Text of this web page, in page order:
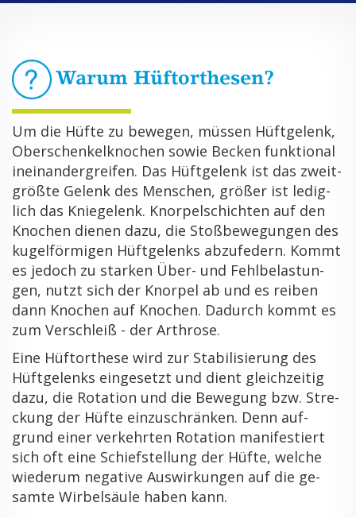
Warum Hüf­t­or­the­sen?
Um die Hüfte zu be­we­gen, müs­sen Hüft­ge­lenk,
Ober­schen­kel­kno­chen sowie Be­cken funk­tio­nal
in­ein­an­der­grei­fen. Das Hüft­ge­lenk ist das zweit­
grö­ß­te Ge­lenk des Men­schen, grö­ßer ist le­dig­
lich das Knie­ge­lenk. Knor­pel­schich­ten auf den
Kno­chen die­nen dazu, die Stoß­be­we­gun­gen des
ku­gel­för­mi­gen Hüft­ge­lenks ab­zu­fe­dern. Kommt
es je­doch zu star­ken Über- und Fehl­be­las­tun­
gen, nutzt sich der Knor­pel ab und es rei­ben
dann Kno­chen auf Kno­chen. Da­durch kommt es
zum Ver­schleiß - der Ar­thro­se.
Eine Hüf­t­or­the­se wird zur Sta­bi­li­sie­rung des
Hüft­ge­lenks ein­ge­setzt und dient gleich­zei­tig
dazu, die Ro­ta­ti­on und die Be­we­gung bzw. Stre­
ckung der Hüfte ein­zu­schrän­ken. Denn auf­
grund einer ver­kehr­ten Ro­ta­ti­on ma­ni­fes­tiert
sich oft eine Schief­stel­lung der Hüfte, wel­che
wie­der­um ne­ga­ti­ve Aus­wir­kun­gen auf die ge­
sam­te Wir­bel­säu­le haben kann.